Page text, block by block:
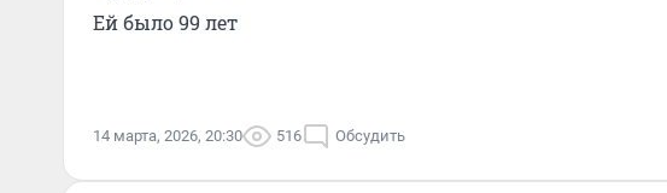
Ей было 99 лет
14 марта, 2026, 20:30 516 Обсудить